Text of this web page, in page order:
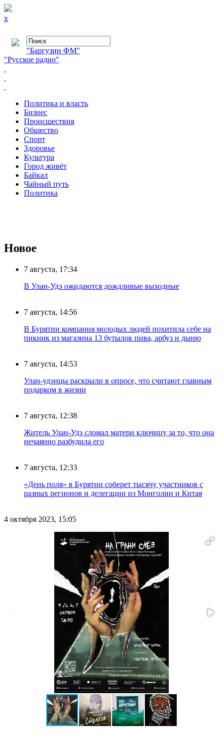
x
"Баргузин ФМ"
"Русское радио"
Политика и власть
Бизнес
Происшествия
Общество
Cпорт
Здоровье
Культура
Город живёт
Байкал
Чайный путь
Политика
Новое
7 августа, 17:34
В Улан-Удэ ожидаются дождливые выходные
7 августа, 14:56
В Бурятии компания молодых людей похитила себе на
пикник из магазина 13 бутылок пива, арбуз и дыню
7 августа, 14:53
Улан-удэнцы раскрыли в опросе, что считают главным
подарком в жизни
7 августа, 12:38
Житель Улан-Удэ сломал матери ключицу за то, что она
нечаянно разбудила его
7 августа, 12:33
«День поля» в Бурятии соберет тысячу участников с
разных регионов и делегации из Монголии и Китая
4 октября 2023, 15:05